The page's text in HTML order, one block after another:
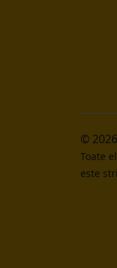
©
Toate
este